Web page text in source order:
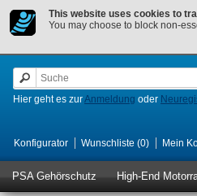
This website uses cookies to
You may choose to block non-
Hier geht es zurAnmeldung oder
Konfigurator Wunschliste (0) Mein
PSA Gehörschutz High-End